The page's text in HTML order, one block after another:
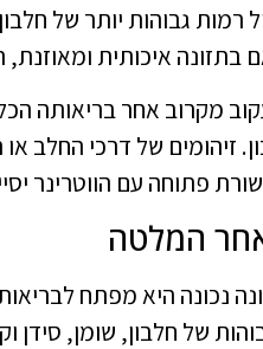
גבוהות יותר של
בתזונה איכותית
מקרוב אחר בריאותה
זיהומים של דרכי החלב
פתוחה עם הווטרינר
המלטה
נכונה היא מפתח
של חלבון, שומן,